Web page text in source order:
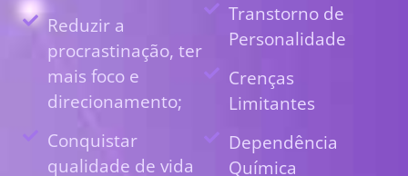
Reduzir a
procrastinação, ter
mais foco e
direcionamento;
Conquistar
qualidade de vida
Transtorno de
Personalidade
Crenças
Limitantes
Dependência
Química